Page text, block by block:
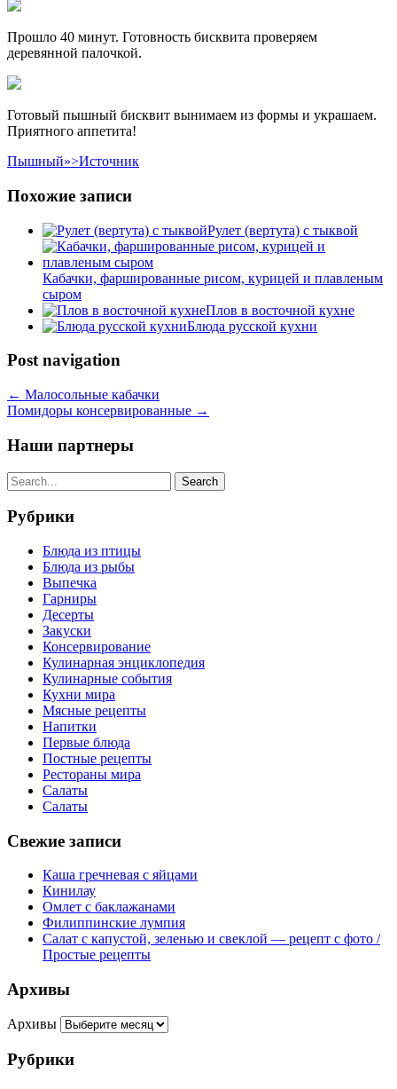
Прошло 40 минут. Готовность бисквита проверяем
деревянной палочкой.
Готовый пышный бисквит вынимаем из формы и украшаем.
Приятного аппетита!
Пышный»>Источник
Похожие записи
Рулет (вертута) с тыквой
Кабачки, фаршированные рисом, курицей и плавленым
сыром
Плов в восточной кухне
Блюда русской кухни
Post navigation
← Малосольные кабачки
Помидоры консервированные →
Наши партнеры
Рубрики
Блюда из птицы
Блюда из рыбы
Выпечка
Гарниры
Десерты
Закуски
Консервирование
Кулинарная энциклопедия
Кулинарные события
Кухни мира
Мясные рецепты
Напитки
Первые блюда
Постные рецепты
Рестораны мира
Салаты
Салаты
Свежие записи
Каша гречневая с яйцами
Кинилау
Омлет с баклажанами
Филиппинские лумпия
Салат с капустой, зеленью и свеклой — рецепт с фото /
Простые рецепты
Архивы
Архивы
Рубрики